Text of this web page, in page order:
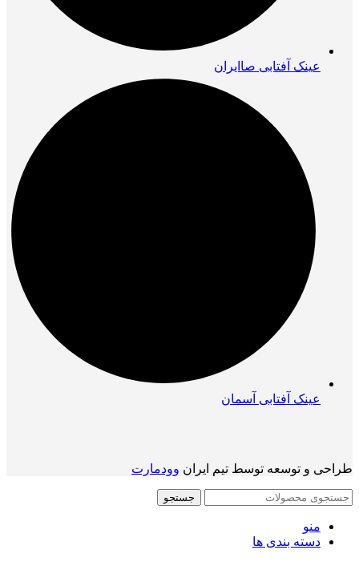
عینک آفتابی صاایران
عینک آفتابی آسمان
طراحی و توسعه توسط تیم ایران وودمارت
جستجو
منو
دسته بندی ها